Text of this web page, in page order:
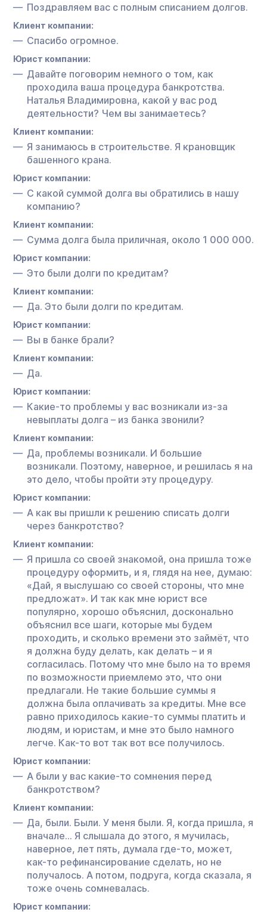
Поздравляем вас с полным списанием долгов.
Клиент компании:
Спасибо огромное.
Юрист компании:
Давайте поговорим немного о том, как
проходила ваша процедура банкротства.
Наталья Владимировна, какой у вас род
деятельности? Чем вы занимаетесь?
Клиент компании:
Я занимаюсь в строительстве. Я крановщик
башенного крана.
Юрист компании:
С какой суммой долга вы обратились в нашу
компанию?
Клиент компании:
Сумма долга была приличная, около 1 000 000.
Юрист компании:
Это были долги по кредитам?
Клиент компании:
Да. Это были долги по кредитам.
Юрист компании:
Вы в банке брали?
Клиент компании:
Да.
Юрист компании:
Какие-то проблемы у вас возникали из-за
невыплаты долга – из банка звонили?
Клиент компании:
Да, проблемы возникали. И большие
возникали. Поэтому, наверное, и решилась я на
это дело, чтобы пройти эту процедуру.
Юрист компании:
А как вы пришли к решению списать долги
через банкротство?
Клиент компании:
Я пришла со своей знакомой, она пришла тоже
процедуру оформить, и я, глядя на нее, думаю:
«Дай, я выслушаю со своей стороны, что мне
предложат». И так как мне юрист все
популярно, хорошо объяснил, досконально
объяснил все шаги, которые мы будем
проходить, и сколько времени это займёт, что
я должна буду делать, как делать – и я
согласилась. Потому что мне было на то время
по возможности приемлемо это, что они
предлагали. Не такие большие суммы я
должна была оплачивать за кредиты. Мне все
равно приходилось какие-то суммы платить и
людям, и юристам, и мне это было намного
легче. Как-то вот так вот все получилось.
Юрист компании:
А были у вас какие-то сомнения перед
банкротством?
Клиент компании:
Да, были. Были. У меня были. Я, когда пришла, я
вначале… Я слышала до этого, я мучилась,
наверное, лет пять, думала где-то, может,
как-то рефинансирование сделать, но не
получалось. А потом, подруга, когда сказала, я
тоже очень сомневалась.
Юрист компании: